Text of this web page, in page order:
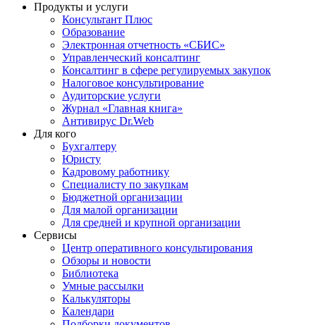
Продукты и услуги
Консультант Плюс
Образование
Электронная отчетность «СБИС»
Управленческий консалтинг
Консалтинг в сфере регулируемых закупок
Налоговое консультирование
Аудиторские услуги
Журнал «Главная книга»
Антивирус Dr.Web
Для кого
Бухгалтеру
Юристу
Кадровому работнику
Специалисту по закупкам
Бюджетной организации
Для малой организации
Для средней и крупной организации
Сервисы
Центр оперативного консультирования
Обзоры и новости
Библиотека
Умные рассылки
Калькуляторы
Календари